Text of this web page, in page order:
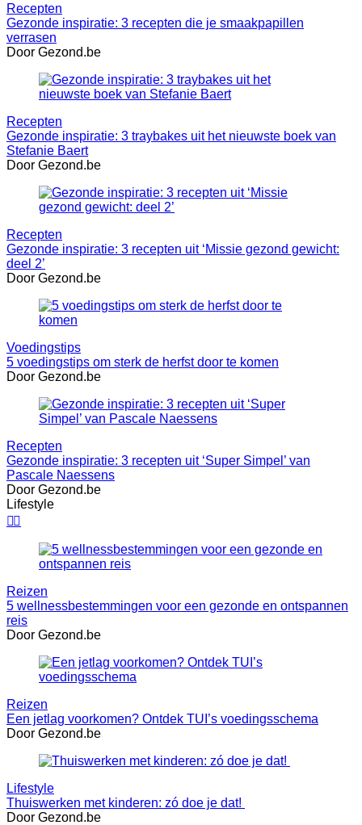
Recepten
Gezonde inspiratie: 3 recepten die je smaakpapillen
verrasen
Door Gezond.be
Recepten
Gezonde inspiratie: 3 traybakes uit het nieuwste boek van
Stefanie Baert
Door Gezond.be
Recepten
Gezonde inspiratie: 3 recepten uit ‘Missie gezond gewicht:
deel 2’
Door Gezond.be
Voedingstips
5 voedingstips om sterk de herfst door te komen
Door Gezond.be
Recepten
Gezonde inspiratie: 3 recepten uit ‘Super Simpel’ van
Pascale Naessens
Door Gezond.be
Lifestyle

Reizen
5 wellnessbestemmingen voor een gezonde en ontspannen
reis
Door Gezond.be
Reizen
Een jetlag voorkomen? Ontdek TUI’s voedingsschema
Door Gezond.be
Lifestyle
Thuiswerken met kinderen: zó doe je dat!
Door Gezond.be